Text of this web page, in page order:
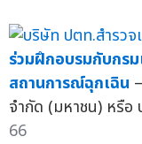
ร่วมฝึกอบรมกับกรม
สถานการณ์ฉุกเฉิน
จำกัด (มหาชน) หรือ
66